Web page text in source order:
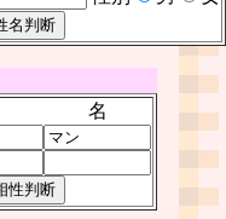
名